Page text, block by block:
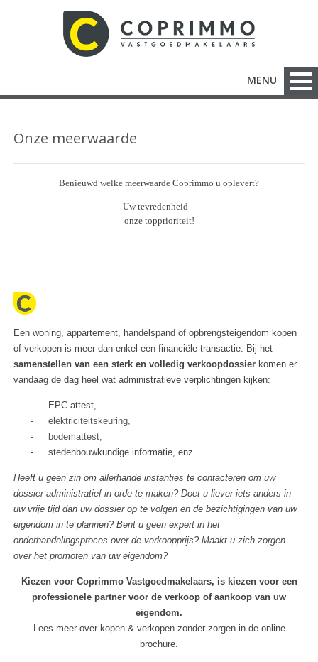
MENU
Onze meerwaarde
Benieuwd welke meerwaarde Coprimmo u oplevert?
Uw tevredenheid =
onze topprioriteit!
Een woning, appartement, handelspand of opbrengsteigendom kopen
of verkopen is meer dan enkel een financiële transactie. Bij het
samenstellen van een sterk en volledig verkoopdossier komen er
vandaag de dag heel wat administratieve verplichtingen kijken:
-
EPC attest,
-
elektriciteitskeuring,
-
bodemattest,
-
stedenbouwkundige informatie, enz.
Heeft u geen zin om allerhande instanties te contacteren om uw
dossier administratief in orde te maken? Doet u liever iets anders in
uw vrije tijd dan uw dossier op te volgen en de bezichtigingen van uw
eigendom in te plannen? Bent u geen expert in het
onderhandelingsproces over de verkoopprijs? Maakt u zich zorgen
over het promoten van uw eigendom?
Kiezen voor Coprimmo Vastgoedmakelaars, is kiezen voor een
professionele partner voor de verkoop of aankoop van uw
eigendom.
Lees meer over kopen & verkopen zonder zorgen in de online
brochure.